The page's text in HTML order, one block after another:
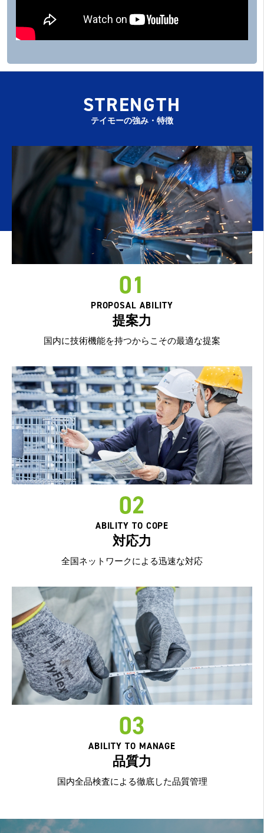
STRENGTH
テイモーの強み・特徴
01
PROPOSAL ABILITY
提案力
国内に技術機能を持つからこその最適な提案
02
ABILITY TO COPE
対応力
全国ネットワークによる迅速な対応
03
ABILITY TO MANAGE
品質力
国内全品検査による徹底した品質管理